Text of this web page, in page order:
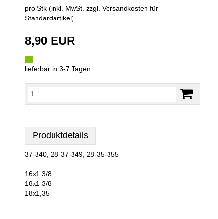
pro Stk (inkl. MwSt. zzgl. Versandkosten für
Standardartikel)
8,90 EUR
lieferbar in 3-7 Tagen
Produktdetails
37-340, 28-37-349, 28-35-355
16x1 3/8
18x1 3/8
18x1,35